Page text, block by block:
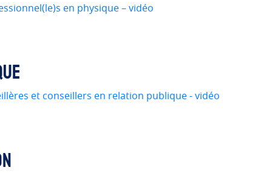
en physique – vidéo
et conseillers en relation publique - vidéo